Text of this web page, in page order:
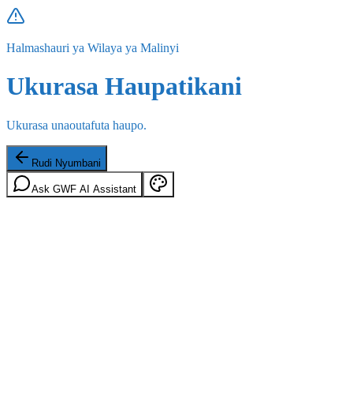
Halmashauri ya Wilaya ya Malinyi
Ukurasa Haupatikani
Ukurasa unaoutafuta haupo.
Rudi Nyumbani
Ask GWF AI Assistant